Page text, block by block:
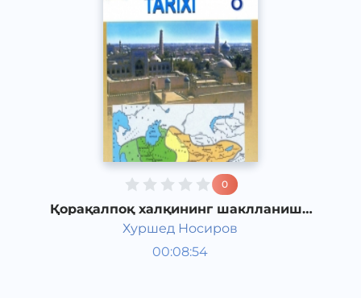
0
Қорақалпоқ халқининг шаклланиши
ва сиёсий ҳаёти
Хуршед Носиров
00:08:54
Ўзбекистон тарихи 8 синф